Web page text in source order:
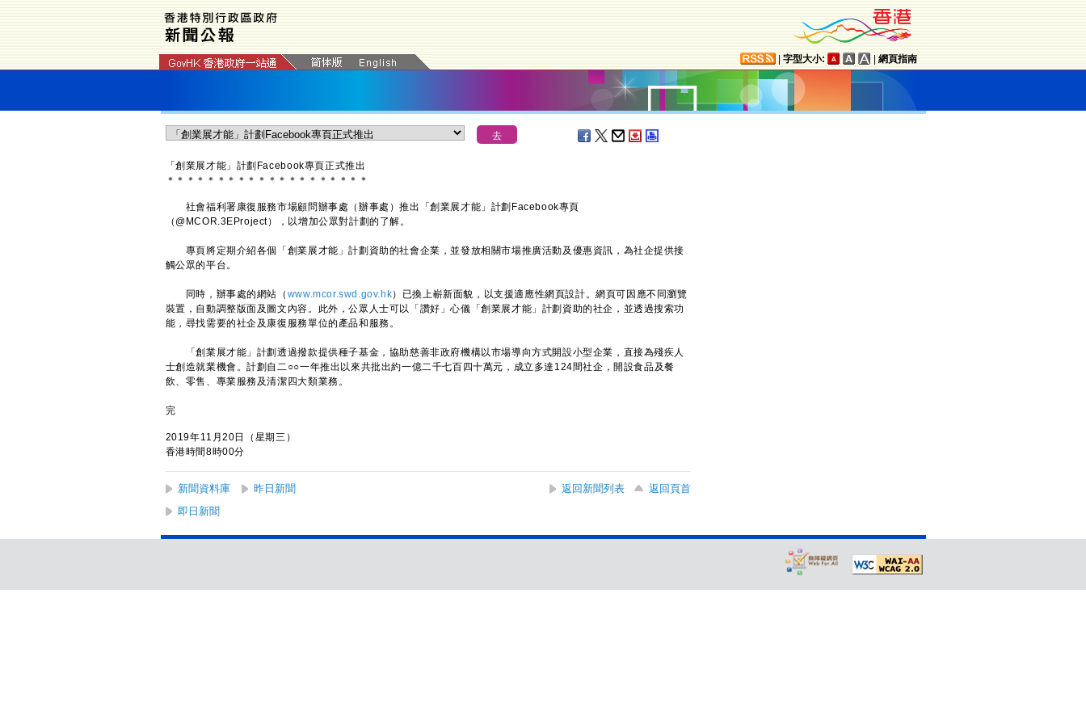
字型大小: 網頁指南
「創業展才能」計劃Facebook專頁正式推出
＊ ＊ ＊ ＊ ＊ ＊ ＊ ＊ ＊ ＊ ＊ ＊ ＊ ＊ ＊ ＊ ＊ ＊ ＊ ＊
社會福利署康復服務市場顧問辦事處（辦事處）推出「創業展才能」計劃Facebook專頁
（@MCOR.3EProject），以增加公眾對計劃的了解。
專頁將定期介紹各個「創業展才能」計劃資助的社會企業，並發放相關市場推廣活動及優惠資訊，為社企提供接
觸公眾的平台。
同時，辦事處的網站（ www.mcor.swd.gov.hk）已換上嶄新面貌，以支援適應性網頁設計。網頁可因應不同瀏覽
裝置，自動調整版面及圖文內容。此外，公眾人士可以「讚好」心儀「創業展才能」計劃資助的社企，並透過搜索功
能，尋找需要的社企及康復服務單位的產品和服務。
「創業展才能」計劃透過撥款提供種子基金，協助慈善非政府機構以市場導向方式開設小型企業，直接為殘疾人
士創造就業機會。計劃自二○○一年推出以來共批出約一億二千七百四十萬元，成立多達124間社企，開設食品及餐
飲、零售、專業服務及清潔四大類業務。
完
2019年11月20日（星期三）
香港時間8時00分
新聞資料庫 昨日新聞 返回新聞列表
返回頁首
即日新聞